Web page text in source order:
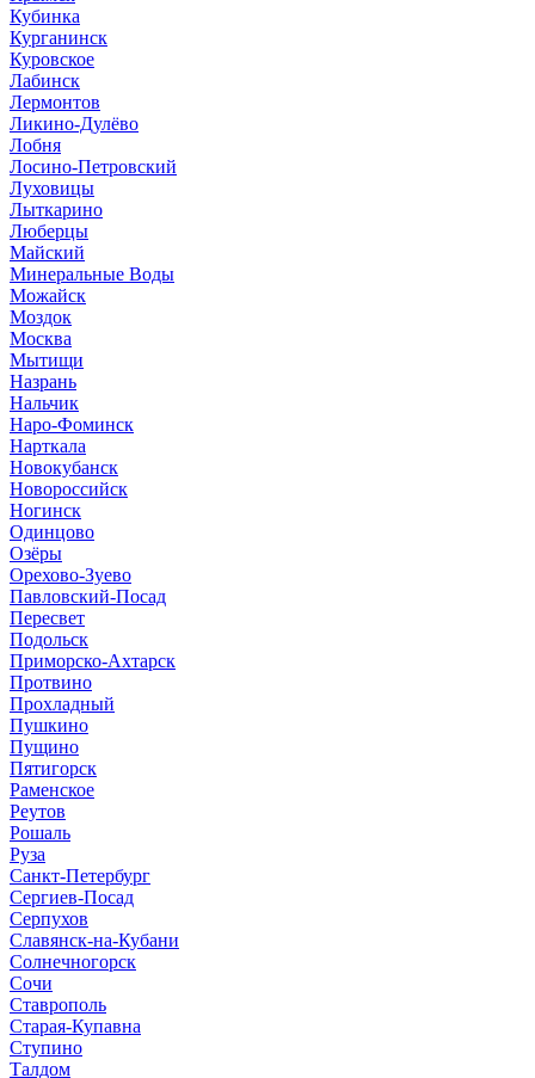
Кубинка
Курганинск
Куровское
Лабинск
Лермонтов
Ликино-Дулёво
Лобня
Лосино-Петровский
Луховицы
Лыткарино
Люберцы
Майский
Минеральные Воды
Можайск
Моздок
Москва
Мытищи
Назрань
Нальчик
Наро-Фоминск
Нарткала
Новокубанск
Новороссийск
Ногинск
Одинцово
Озёры
Орехово-Зуево
Павловский-Посад
Пересвет
Подольск
Приморско-Ахтарск
Протвино
Прохладный
Пушкино
Пущино
Пятигорск
Раменское
Реутов
Рошаль
Руза
Санкт-Петербург
Сергиев-Посад
Серпухов
Славянск-на-Кубани
Солнечногорск
Сочи
Ставрополь
Старая-Купавна
Ступино
Талдом